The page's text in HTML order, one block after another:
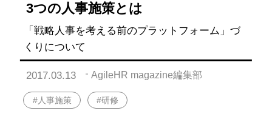
3つの人事施策とは
「戦略人事を考える前のプラットフォーム」づ
くりについて
2017.03.13 AgileHR magazine編集部
#人事施策 #研修